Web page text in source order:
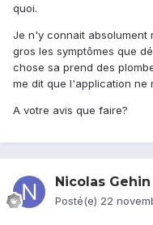
quoi.
Je n'y connait absolument
gros les symptômes que
chose sa prend des
me dit que l'application ne
A votre avis que faire?
Nicolas Gehin
Posté(e) 22